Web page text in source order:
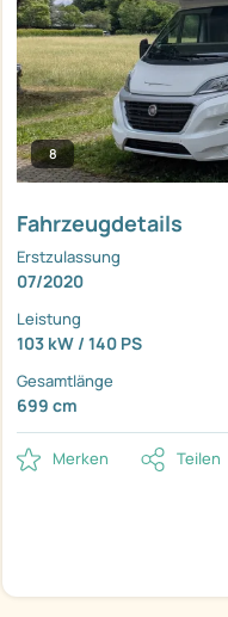
8
Fahrzeugdetails
Erstzulassung
07/2020
Leistung
103 kW / 140 PS
Gesamtlänge
699 cm
Merken Teilen